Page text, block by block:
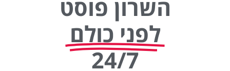
השרון פוסט
לפני כולם
24/7